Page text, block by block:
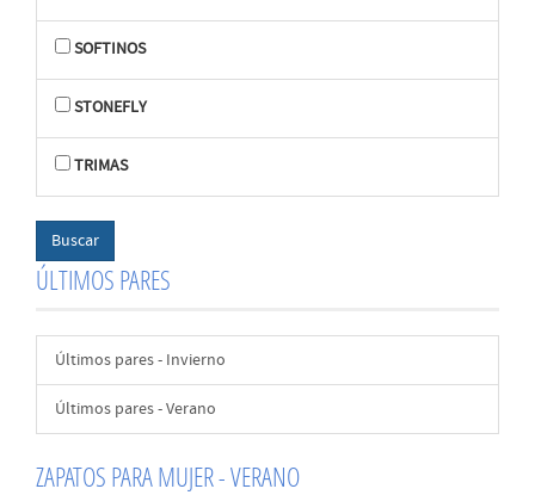
SOFTINOS
STONEFLY
TRIMAS
ÚLTIMOS PARES
Últimos pares - Invierno
Últimos pares - Verano
ZAPATOS PARA MUJER - VERANO